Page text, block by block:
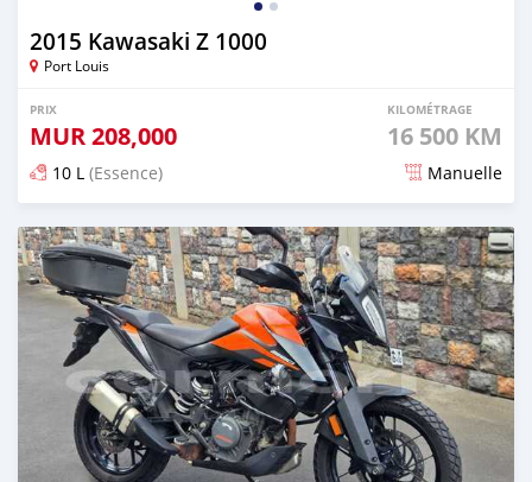
2015 Kawasaki Z 1000
Port Louis
PRIX
MUR208,000
KILOMÉTRAGE
16 500 KM
10 L (Essence) Manuelle
Publié il y a 5 mois